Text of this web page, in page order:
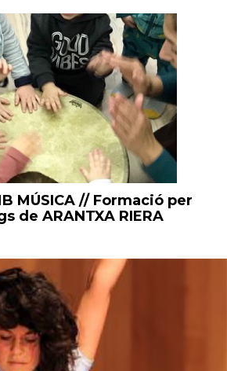
MÚSICA // Formació per
de ARANTXA RIERA